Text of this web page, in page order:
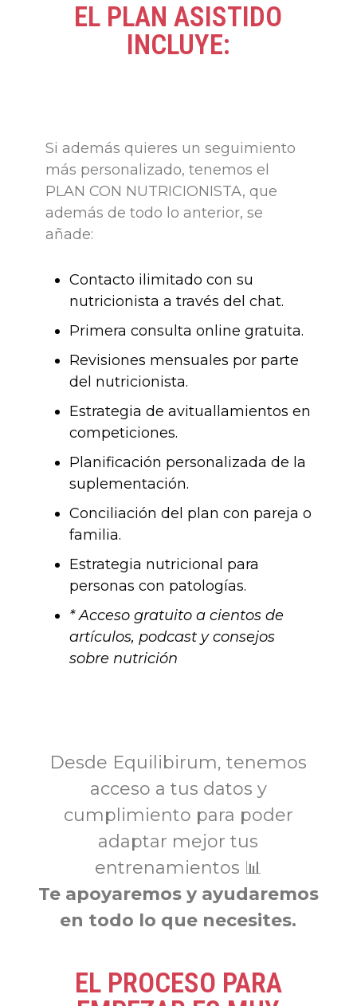
EL PLAN ASISTIDO
INCLUYE:
Si además quieres un seguimiento
más personalizado, tenemos el
PLAN CON NUTRICIONISTA, que
además de todo lo anterior, se
añade:
Contacto ilimitado con su
nutricionista a través del chat.
Primera consulta online gratuita.
Revisiones mensuales por parte
del nutricionista.
Estrategia de avituallamientos en
competiciones.
Planificación personalizada de la
suplementación.
Conciliación del plan con pareja o
familia.
Estrategia nutricional para
personas con patologías.
* Acceso gratuito a cientos de
artículos, podcast y consejos
sobre nutrición
Desde Equilibirum, tenemos
acceso a tus datos y
cumplimiento para poder
adaptar mejor tus
entrenamientos 📊
Te apoyaremos y ayudaremos
en todo lo que necesites.
EL PROCESO PARA